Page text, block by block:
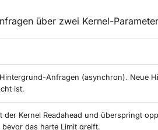
über zwei Kernel-
Anfragen (asynchron). Neue
ist.
der Kernel Readahead und überspringt
das harte Limit greift.